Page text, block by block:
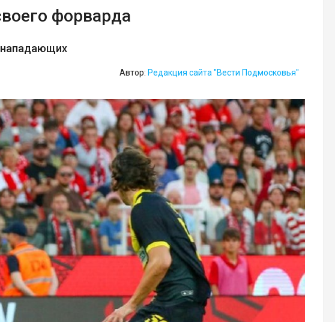
форварда
нападающих
Автор: Редакция сайта "Вести Подмосковья"